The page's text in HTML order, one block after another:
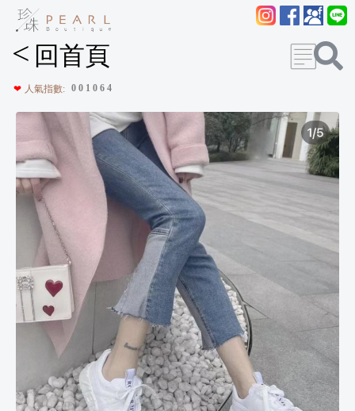
< 回首頁
❤ 人氣指數: 0 0 1 0 6 4